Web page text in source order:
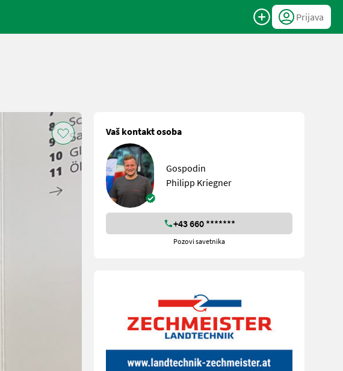
Prijava
Vaš kontakt osoba
Gospodin
Philipp Kriegner
+43 660 *******
Pozovi savetnika